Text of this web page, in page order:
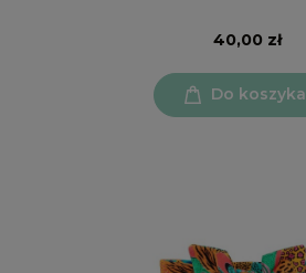
40,00 zł
Do koszyka